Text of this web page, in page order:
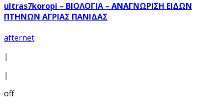
ultras7koropi – ΒΙΟΛΟΓΙΑ – ΑΝΑΓΝΩΡΙΣΗ ΕΙΔΩΝ
ΠΤΗΝΩΝ ΑΓΡΙΑΣ ΠΑΝΙΔΑΣ
afternet
|
|
off